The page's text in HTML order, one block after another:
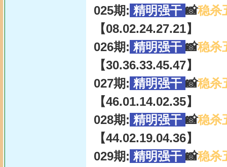
025期: 精明强干 📸稳杀
【08.02.24.27.21】
026期: 精明强干 📸稳杀
【30.36.33.45.47】
027期: 精明强干 📸稳杀
【46.01.14.02.35】
028期: 精明强干 📸稳杀
【44.02.19.04.36】
029期: 精明强干 📸稳杀